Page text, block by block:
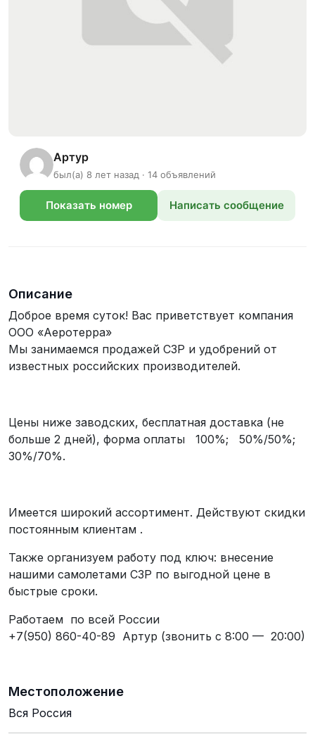
Артур
был(а) 8 лет назад · 14 объявлений
Показать номер Написать сообщение
Описание
Доброе время суток! Вас приветствует компания
ООО «Аеротерра»
Мы занимаемся продажей СЗР и удобрений от
известных российских производителей.
Цены ниже заводских, бесплатная доставка (не
больше 2 дней), форма оплаты 100%; 50%/50%;
30%/70%.
Имеется широкий ассортимент. Действуют скидки
постоянным клиентам .
Также организуем работу под ключ: внесение
нашими самолетами СЗР по выгодной цене в
быстрые сроки.
Работаем по всей России
+7(950) 860-40-89 Артур (звонить с 8:00 — 20:00)
Местоположение
Вся Россия